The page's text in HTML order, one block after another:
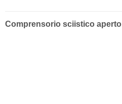
Comprensorio sciistico aperto